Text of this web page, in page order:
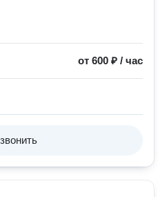
от 600 ₽ / час